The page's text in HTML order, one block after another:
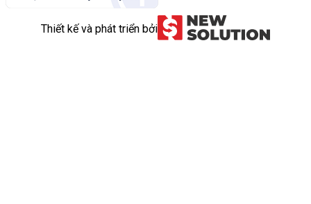
Thiết kế và phát triển bởi